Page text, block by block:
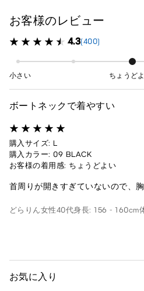
お客様のレビュー
4.3(400)
小さい ちょうど
ボートネックで着やすい
購入サイズ: L
購入カラー: 09 BLACK
お客様の着用感: ちょうどよい
首周りが開きすぎていないので、
どらりん女性40代身長: 156 - 160cm
お気に入り